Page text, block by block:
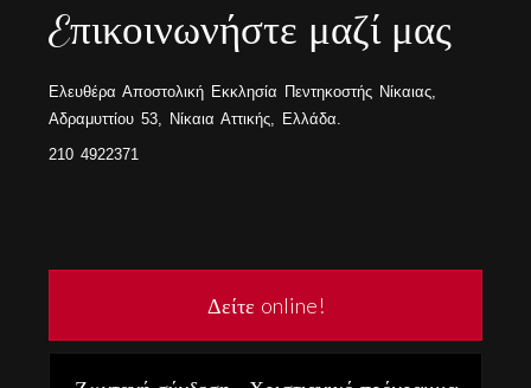
Eπικοινωνήστε μαζί μας
Ελευθέρα Αποστολική Εκκλησία Πεντηκοστής Νίκαιας,
Αδραμυττίου 53, Νίκαια Αττικής, Ελλάδα.
210 4922371
Δείτε online!